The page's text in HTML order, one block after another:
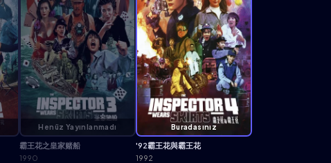
Henüz Yayınlanmadı
霸王花之皇家赌船
1990
Buradasınız
'92霸王花與霸王花
1992